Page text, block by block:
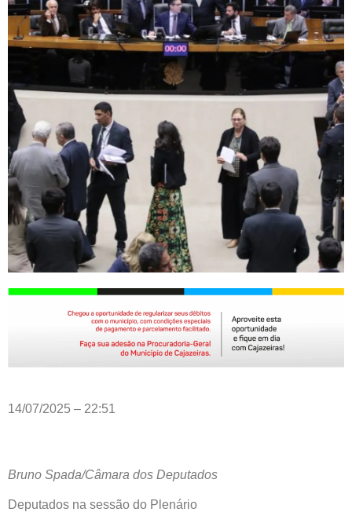
14/07/2025 – 22:51
Bruno Spada/Câmara dos Deputados
Deputados na sessão do Plenário